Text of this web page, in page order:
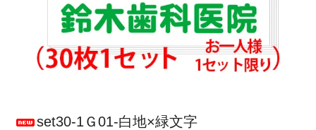
set30-1Ｇ01-白地×緑文字